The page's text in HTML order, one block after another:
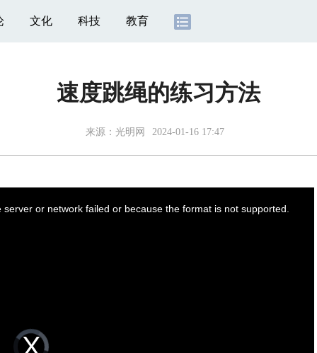
文化 科技 教育
速度跳绳的练习方法
来源： 光明网 2024-01-16 17:47
Video
Player
or network failed or because the format is not supported.